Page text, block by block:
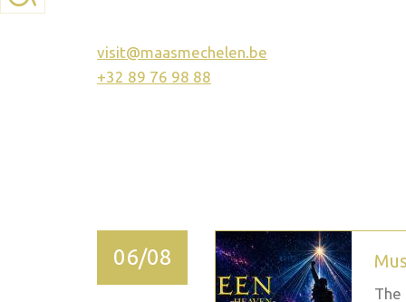
visit@maasmechelen.be
+32 89 76 98 88
06/08
The